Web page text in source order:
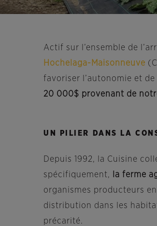
Actif sur l’ensemble de
Hochelaga-Maisonneuve
favoriser l’autonomie et
20 000$ provenant de
UN PILIER DANS LA
Depuis 1992, la Cuisine
spécifiquement,
la ferme
organismes producteurs
distribution dans les
précarité.